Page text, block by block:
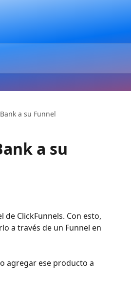
a su Funnel
a su
ClickFunnels. Con esto,
a través de un Funnel en
agregar ese producto a